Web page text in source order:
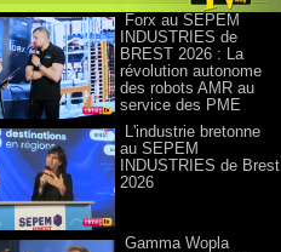
Forx au SEPEM
INDUSTRIES de
BREST 2026 : La
révolution autonome
des robots AMR au
service des PME
L'industrie bretonne
au SEPEM
INDUSTRIES de Brest
2026
Gamma Wopla